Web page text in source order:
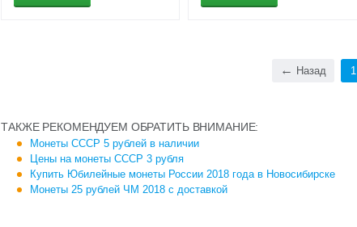
Назад 1
ТАКЖЕ РЕКОМЕНДУЕМ ОБРАТИТЬ ВНИМАНИЕ:
Монеты СССР 5 рублей в наличии
Цены на монеты СССР 3 рубля
Купить Юбилейные монеты России 2018 года в Новосибирске
Монеты 25 рублей ЧМ 2018 с доставкой